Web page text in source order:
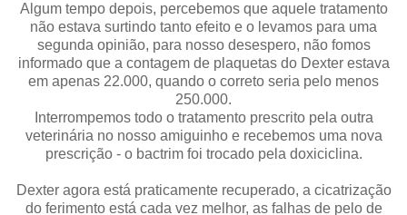
Algum tempo depois, percebemos que aquele tratamento
não estava surtindo tanto efeito e o levamos para uma
segunda opinião, para nosso desespero, não fomos
informado que a contagem de plaquetas do Dexter estava
em apenas 22.000, quando o correto seria pelo menos
250.000.
Interrompemos todo o tratamento prescrito pela outra
veterinária no nosso amiguinho e recebemos uma nova
prescrição - o bactrim foi trocado pela doxiciclina.
Dexter agora está praticamente recuperado, a cicatrização
do ferimento está cada vez melhor, as falhas de pelo de